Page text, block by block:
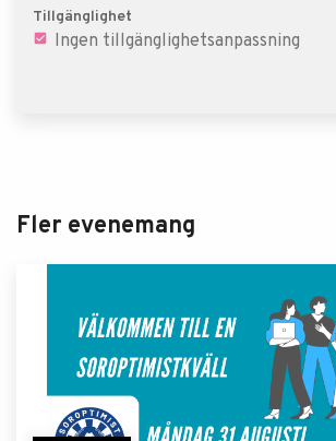
Tillgänglighet
Ingen tillgänglighetsanpassning
Fler evenemang